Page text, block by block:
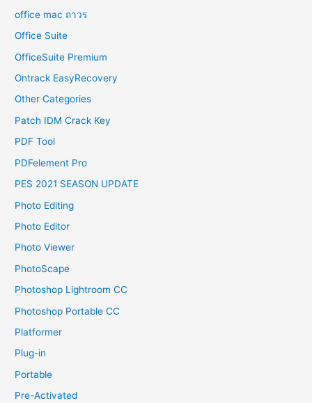
office mac ถาวร
Office Suite
OfficeSuite Premium
Ontrack EasyRecovery
Other Categories
Patch IDM Crack Key
PDF Tool
PDFelement Pro
PES 2021 SEASON UPDATE
Photo Editing
Photo Editor
Photo Viewer
PhotoScape
Photoshop Lightroom CC
Photoshop Portable CC
Platformer
Plug-in
Portable
Pre-Activated